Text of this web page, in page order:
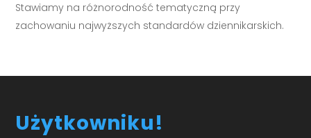
Stawiamy na różnorodność tematyczną przy
zachowaniu najwyższych standardów dziennikarskich.
Użytkowniku!